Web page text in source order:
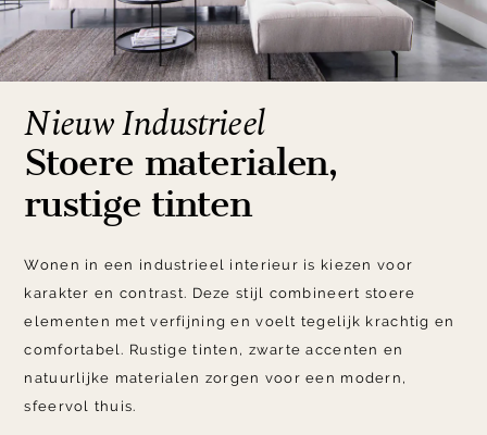
Nieuw Industrieel
Stoere materialen,
rustige tinten
Wonen in een industrieel interieur is kiezen voor
karakter en contrast. Deze stijl combineert stoere
elementen met verfijning en voelt tegelijk krachtig en
comfortabel. Rustige tinten, zwarte accenten en
natuurlijke materialen zorgen voor een modern,
sfeervol thuis.